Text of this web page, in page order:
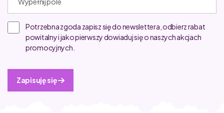
Potrzebna zgoda zapisz się do newslettera, odbierz rabat
powitalny i jako pierwszy dowiaduj się o naszych akcjach
promocyjnych.
Zapisuję się